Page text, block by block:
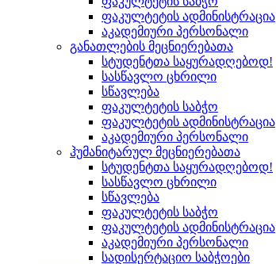
ფაკულტეტის ადმინისტრაცია
აკადემიური პერსონალი
განათლების მეცნიერებათა
სტუდენტთა საყურადღებოდ!
სასწავლო ცხრილი
სწავლება
ფაკულტეტის საბჭო
ფაკულტეტის ადმინისტრაცია
აკადემიური პერსონალი
ჰუმანიტარულ მეცნიერებათა
სტუდენტთა საყურადღებოდ!
სასწავლო ცხრილი
სწავლება
ფაკულტეტის საბჭო
ფაკულტეტის ადმინისტრაცია
აკადემიური პერსონალი
სადისერტაციო საბჭოები